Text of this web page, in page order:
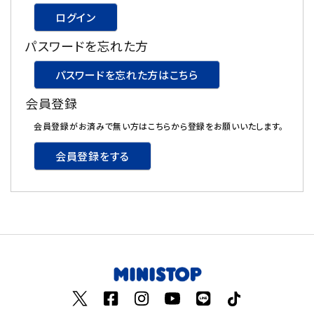
お菓子
酒類
日用品
ギフト
ログイン
パスワードを忘れた方
パスワードを忘れた方はこちら
会員登録
会員登録がお済みで無い方はこちらから登録をお願いいたします。
会員登録をする